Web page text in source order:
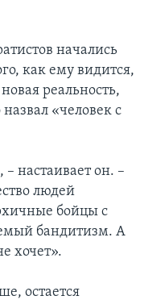
начались
как ему видится,
реальность,
«человек с
настаивает он. –
людей
бойцы с
бандитизм. А
хочет».
остается